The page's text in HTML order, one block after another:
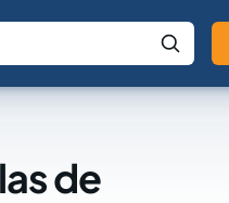
IA Buscar no Jus
de